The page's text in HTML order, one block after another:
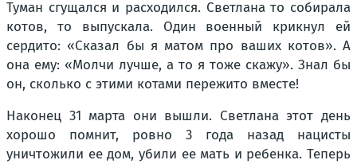
Туман сгущался и расходился. Светлана то собирала
котов, то выпускала. Один военный крикнул ей
сердито: «Сказал бы я матом про ваших котов». А
она ему: «Молчи лучше, а то я тоже скажу». Знал бы
он, сколько с этими котами пережито вместе!
Наконец 31 марта они вышли. Светлана этот день
хорошо помнит, ровно 3 года назад нацисты
уничтожили ее дом, убили ее мать и ребенка. Теперь